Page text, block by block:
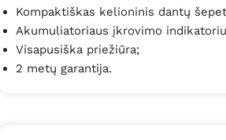
Kompaktiškas kelioninis dantų
Akumuliatoriaus įkrovimo
Visapusiška priežiūra;
2 metų garantija.